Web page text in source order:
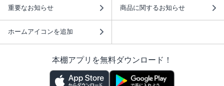
重要なお知らせ 商品に関するお知らせ
ホームアイコンを追加
本棚アプリを無料ダウンロード！